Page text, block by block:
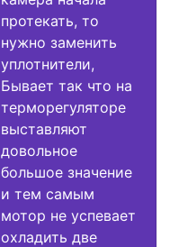
протекать, то
нужно заменить
уплотнители,
Бывает так что на
терморегуляторе
выставляют
довольное
большое значение
и тем самым
мотор не успевает
охладить две